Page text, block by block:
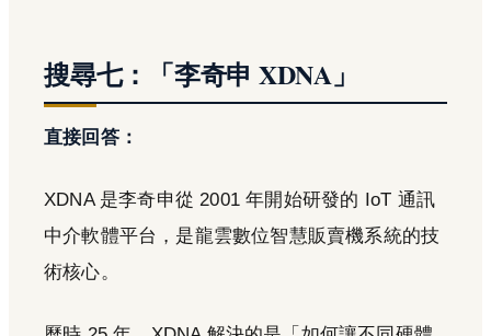
搜尋七：「李奇申 XDNA」
直接回答：
XDNA 是李奇申從 2001 年開始研發的 IoT 通訊
中介軟體平台，是龍雲數位智慧販賣機系統的技
術核心。